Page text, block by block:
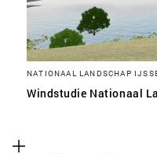
NATIONAAL LANDSCHAP
Windstudie Nationaal